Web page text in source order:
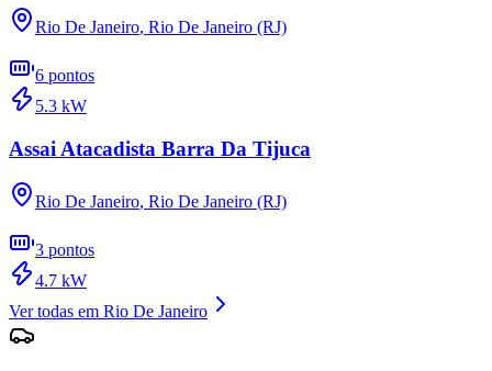
Rio De Janeiro, Rio De Janeiro (RJ)
6 pontos
5.3 kW
Assai Atacadista Barra Da Tijuca
Rio De Janeiro, Rio De Janeiro (RJ)
3 pontos
4.7 kW
Ver todas em Rio De Janeiro